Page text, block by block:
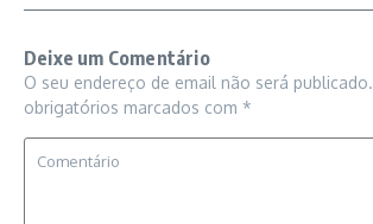
Deixe um Comentário
O seu endereço de email não será publicado.
obrigatórios marcados com *